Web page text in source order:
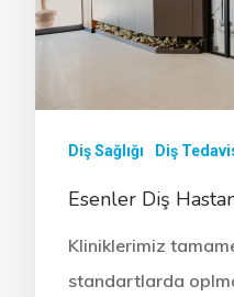
Diş Sağlığı Diş
Esenler Diş
Kliniklerimiz
standartlarda